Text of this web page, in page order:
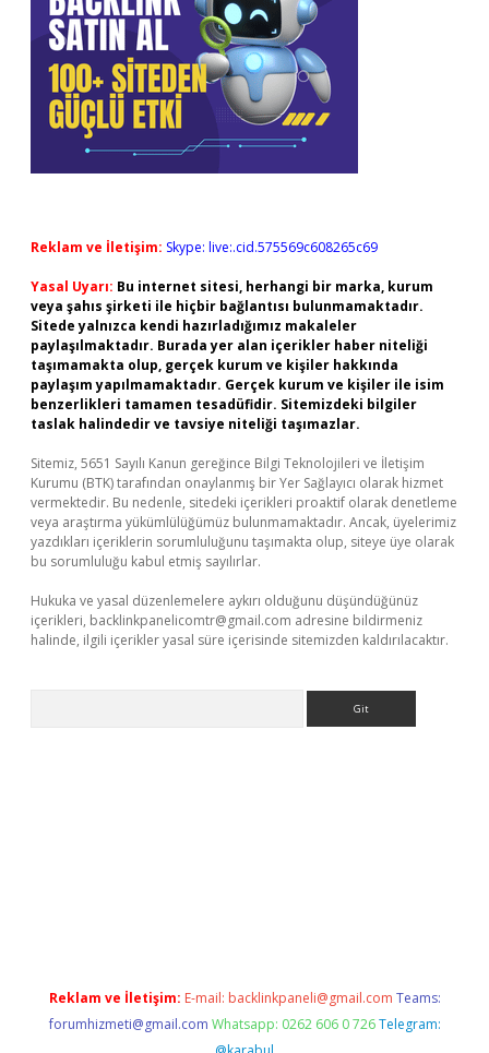
Reklam ve İletişim: Skype: live:.cid.575569c608265c69
Yasal Uyarı: Bu internet sitesi, herhangi bir marka, kurum
veya şahıs şirketi ile hiçbir bağlantısı bulunmamaktadır.
Sitede yalnızca kendi hazırladığımız makaleler
paylaşılmaktadır. Burada yer alan içerikler haber niteliği
taşımamakta olup, gerçek kurum ve kişiler hakkında
paylaşım yapılmamaktadır. Gerçek kurum ve kişiler ile isim
benzerlikleri tamamen tesadüfidir. Sitemizdeki bilgiler
taslak halindedir ve tavsiye niteliği taşımazlar.
Sitemiz, 5651 Sayılı Kanun gereğince Bilgi Teknolojileri ve İletişim
Kurumu (BTK) tarafından onaylanmış bir Yer Sağlayıcı olarak hizmet
vermektedir. Bu nedenle, sitedeki içerikleri proaktif olarak denetleme
veya araştırma yükümlülüğümüz bulunmamaktadır. Ancak, üyelerimiz
yazdıkları içeriklerin sorumluluğunu taşımakta olup, siteye üye olarak
bu sorumluluğu kabul etmiş sayılırlar.
Hukuka ve yasal düzenlemelere aykırı olduğunu düşündüğünüz
içerikleri, backlinkpanelicomtr@gmail.com adresine bildirmeniz
halinde, ilgili içerikler yasal süre içerisinde sitemizden kaldırılacaktır.
Reklam ve İletişim: E-mail: backlinkpaneli@gmail.com Teams:
forumhizmeti@gmail.com Whatsapp: 0262 606 0 726 Telegram: